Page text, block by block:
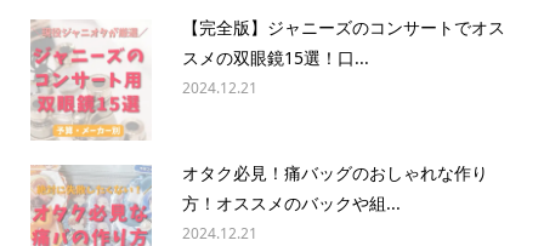
【完全版】ジャニーズのコンサートでオス
スメの双眼鏡15選！口...
2024.12.21
オタク必見！痛バッグのおしゃれな作り
方！オススメのバックや組...
2024.12.21